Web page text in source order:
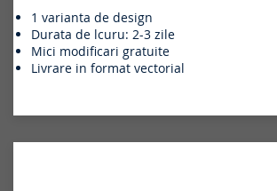
1 varianta de design
Durata de lcuru: 2-3 zile
Mici modificari gratuite
Livrare in format vectorial